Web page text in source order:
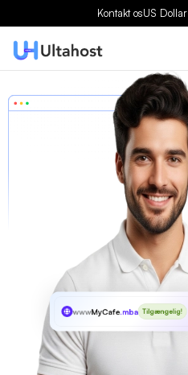
Kontakt osUS Dollar
wwwMyCafe.mba Tilgængelig!